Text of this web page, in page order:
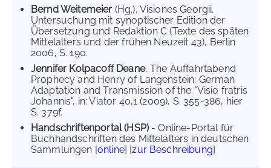
Bernd Weitemeier (Hg.), Visiones Georgii.
Untersuchung mit synoptischer Edition der
Übersetzung und Redaktion C (Texte des späten
Mittelalters und der frühen Neuzeit 43), Berlin
2006, S. 190.
Jennifer Kolpacoff Deane, The Auffahrtabend
Prophecy and Henry of Langenstein: German
Adaptation and Transmission of the "Visio fratris
Johannis", in: Viator 40,1 (2009), S. 355-386, hier
S. 379f.
Handschriftenportal (HSP)- Online-Portal für
Buchhandschriften des Mittelalters in deutschen
Sammlungen [online] [zur Beschreibung]